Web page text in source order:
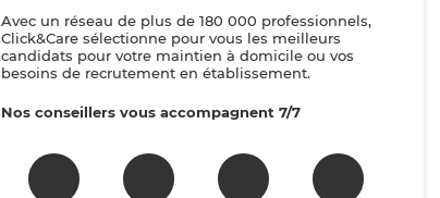
Avec un réseau de plus de 180 000 professionnels,
Click&Care sélectionne pour vous les meilleurs
candidats pour votre maintien à domicile ou vos
besoins de recrutement en établissement.
Nos conseillers vous accompagnent 7/7